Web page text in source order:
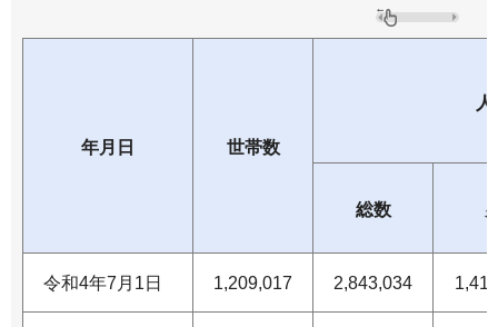
年月日 世帯数
人
総数
令和4年7月1日 1,209,017 2,843,034